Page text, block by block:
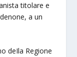
titolare e
a un
deIla Regione